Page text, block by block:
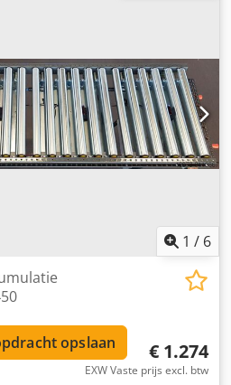
inclusief steunen Optioneel
één of beide zijden Voor een
advies kunt u eenvoudig
Bel of mail ons gerust. Wij
en realisatie van uw
Ahgokr Wij kijken uit naar uw
1 / 6
€ 1.274
EXW Vaste prijs excl. btw
opslaan